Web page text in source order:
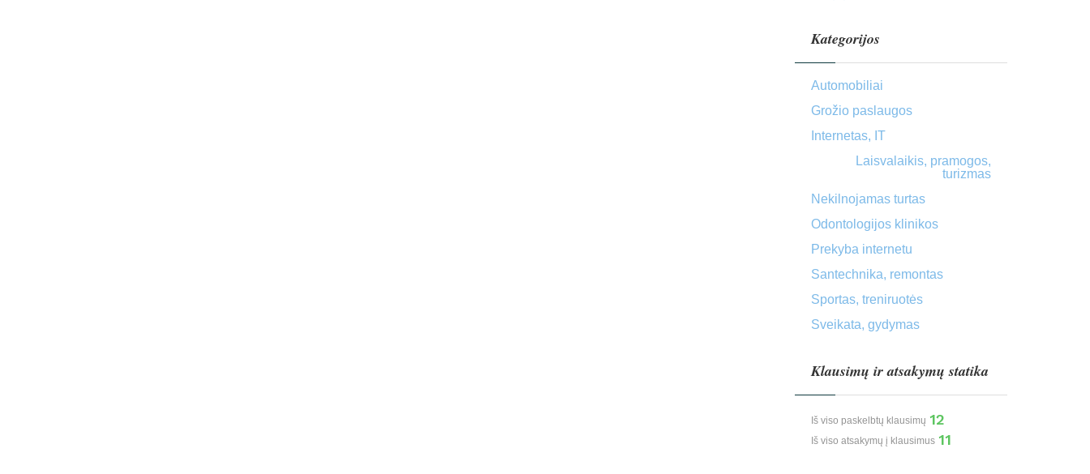
Kategorijos
Automobiliai
Grožio paslaugos
Internetas, IT
Laisvalaikis, pramogos,
turizmas
Nekilnojamas turtas
Odontologijos klinikos
Prekyba internetu
Santechnika, remontas
Sportas, treniruotės
Sveikata, gydymas
Klausimų ir atsakymų statika
Iš viso paskelbtų klausimų 12
Iš viso atsakymų į klausimus 11